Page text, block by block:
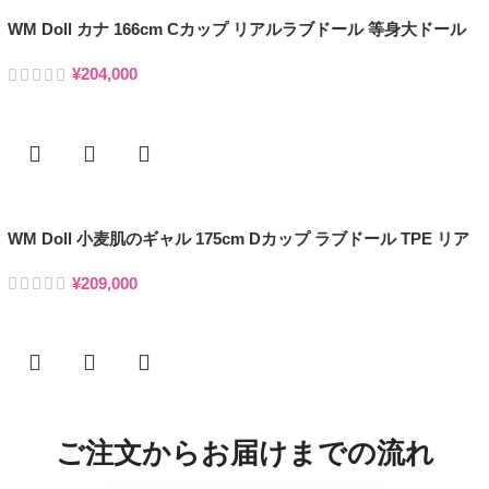
WM Doll カナ 166cm Cカップ リアルラブドール 等身大ドール
¥204,000
WM Doll 小麦肌のギャル 175cm Dカップ ラブドール TPE リア
¥209,000
ご注文からお届けまでの流れ